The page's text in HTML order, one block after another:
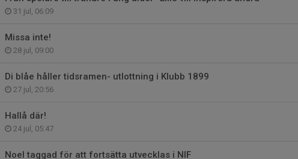
31 jul, 06:09
Missa inte!
28 jul, 09:00
Di blåe håller tidsramen- utlottning i Klubb 1899
27 jul, 20:56
Hallå där!
24 jul, 05:47
Noel taggad för att fortsätta utvecklas i NIF